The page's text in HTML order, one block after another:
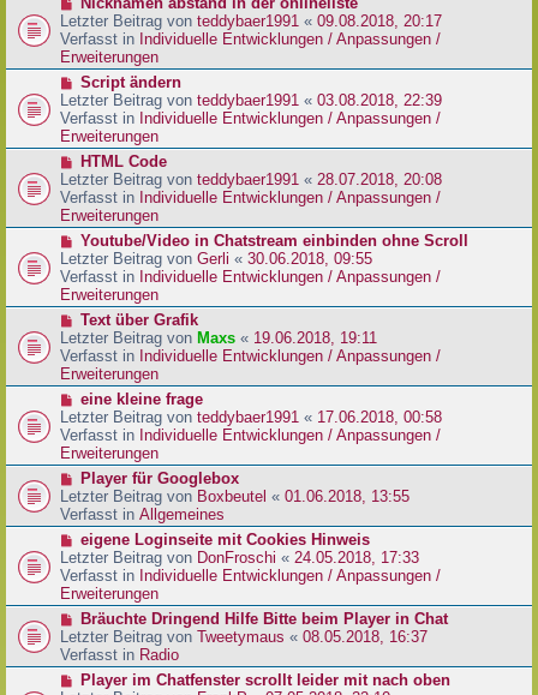
a
g
B
e
i
t
a
g
e
u
e
r
B
e
i
t
a
g
Letzter Beitrag von teddybaer1991 « 09.08.2018, 20:17
Verfasst in Individuelle Entwicklungen / Anpassungen /
Erweiterungen
N
e
u
e
r
B
e
i
t
a
g
Script ändern
Letzter Beitrag von teddybaer1991 « 03.08.2018, 22:39
Verfasst in Individuelle Entwicklungen / Anpassungen /
Erweiterungen
N
e
u
e
r
B
e
i
t
a
g
HTML Code
Letzter Beitrag von teddybaer1991 « 28.07.2018, 20:08
Verfasst in Individuelle Entwicklungen / Anpassungen /
Erweiterungen
N
e
u
e
r
B
e
i
t
a
g
Youtube/Video in Chatstream einbinden ohne Scroll
Letzter Beitrag von Gerli « 30.06.2018, 09:55
Verfasst in Individuelle Entwicklungen / Anpassungen /
Erweiterungen
N
e
u
e
r
B
e
i
t
a
g
Text über Grafik
Letzter Beitrag von Maxs « 19.06.2018, 19:11
Verfasst in Individuelle Entwicklungen / Anpassungen /
Erweiterungen
N
e
u
e
r
B
e
i
r
a
g
eine kleine frage
Letzter Beitrag von teddybaer1991 « 17.06.2018, 00:58
Verfasst in Individuelle Entwicklungen / Anpassungen /
Erweiterungen
N
e
u
e
r
B
e
i
r
a
g
Player für Googlebox
Letzter Beitrag von Boxbeutel « 01.06.2018, 13:55
Verfasst in Allgemeines
N
e
u
e
r
B
e
i
eigene Loginseite mit Cookies Hinweis
Letzter Beitrag von DonFroschi « 24.05.2018, 17:33
Verfasst in Individuelle Entwicklungen / Anpassungen /
Erweiterungen
N
e
u
e
r
Bräuchte Dringend Hilfe Bitte beim Player in Chat
Letzter Beitrag von Tweetymaus « 08.05.2018, 16:37
Verfasst in Radio
NPlayer im Chatfenster scrollt leider mit nach oben